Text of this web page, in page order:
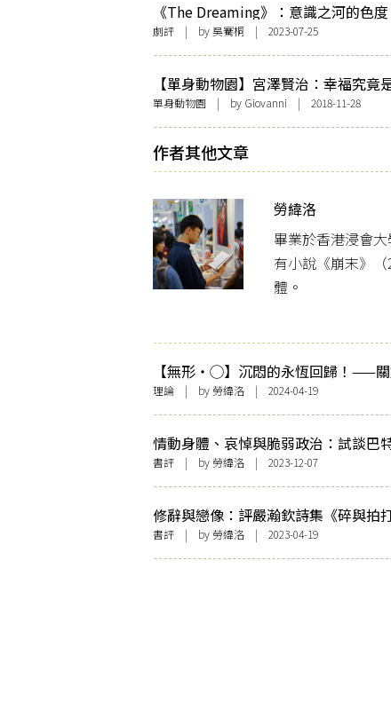
《The Dreaming》：意識之河的色度
劇評 | by 吳騫桐 | 2023-07-25
【單身動物園】宮澤賢治：幸福究竟
麼？
單身動物園 | by Giovanni | 2018-11-28
作者其他文章
勞緯洛
畢業於香港浸會
有小說《崩末》
體。
【無形・◯】沉悶的永恆回歸！——
明的時間佈置與物思維
理論 | by勞緯洛 | 2024-04-19
情動身體、哀悼與脆弱政治：試談巴
《危脆生命》
書評 | by勞緯洛 | 2023-12-07
修辭與戀像：評嚴瀚欽詩集《碎與拍
間》
書評 | by勞緯洛 | 2023-04-19